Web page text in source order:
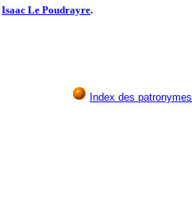
Isaac Le Poudrayre.
Index des patronymes